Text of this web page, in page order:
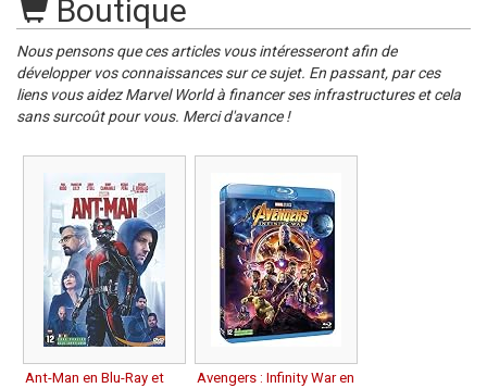
Boutique
Nous pensons que ces articles vous intéresseront afin de
développer vos connaissances sur ce sujet. En passant, par ces
liens vous aidez Marvel World à financer ses infrastructures et cela
sans surcoût pour vous. Merci d'avance !
Ant-Man en Blu-Ray et
Avengers : Infinity War en